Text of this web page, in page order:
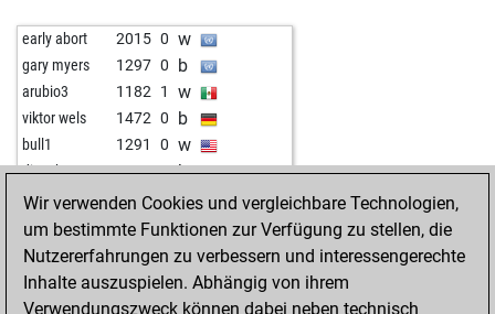
early abort 2015 0 w
gary myers 1297 0 b
arubio3 1182 1 w
viktor wels 1472 0 b
bull1 1291 0 w
dinesh000 1381 1 b
seehaas 1470 0 w
harrissafet 1479 0 b
maxito1986 1371 1 w
bahalme 1168 1 b
redenecra 1266 1 w
Wir verwenden Cookies und vergleichbare Technologien,
um bestimmte Funktionen zur Verfügung zu stellen, die
Nutzererfahrungen zu verbessern und interessengerechte
Inhalte auszuspielen. Abhängig von ihrem
Verwendungszweck können dabei neben technisch